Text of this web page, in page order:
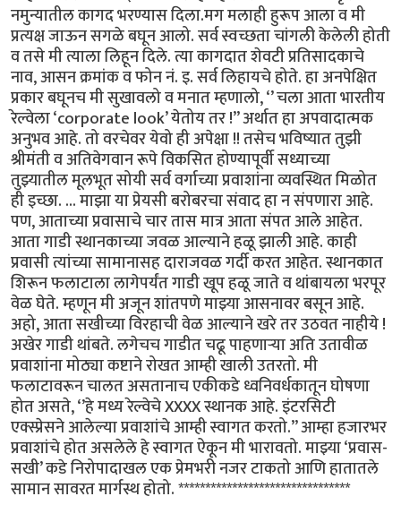
नमुन्यातील कागद भरण्यास दिला.मग मलाही हुरूप आला व मी
प्रत्यक्ष जाऊन सगळे बघून आलो. सर्व स्वच्छता चांगली केलेली होती
व तसे मी त्याला लिहून दिले. त्या कागदात शेवटी प्रतिसादकाचे
नाव, आसन क्रमांक व फोन नं. इ. सर्व लिहायचे होते. हा अनपेक्षित
प्रकार बघूनच मी सुखावलो व मनात म्हणालो, ‘’ चला आता भारतीय
रेल्वेला ‘corporate look’ येतोय तर !” अर्थात हा अपवादात्मक
अनुभव आहे. तो वरचेवर येवो ही अपेक्षा !! तसेच भविष्यात तुझी
श्रीमंती व अतिवेगवान रूपे विकसित होण्यापूर्वी सध्याच्या
तुझ्यातील मूलभूत सोयी सर्व वर्गाच्या प्रवाशांना व्यवस्थित मिळोत
ही इच्छा. ... माझा या प्रेयसी बरोबरचा संवाद हा न संपणारा आहे.
पण, आताच्या प्रवासाचे चार तास मात्र आता संपत आले आहेत.
आता गाडी स्थानकाच्या जवळ आल्याने हळू झाली आहे. काही
प्रवासी त्यांच्या सामानासह दाराजवळ गर्दी करत आहेत. स्थानकात
शिरून फलाटाला लागेपर्यंत गाडी खूप हळू जाते व थांबायला भरपूर
वेळ घेते. म्हणून मी अजून शांतपणे माझ्या आसनावर बसून आहे.
अहो, आता सखीच्या विरहाची वेळ आल्याने खरे तर उठवत नाहीये !
अखेर गाडी थांबते. लगेचच गाडीत चढू पाहणाऱ्या अति उतावीळ
प्रवाशांना मोठ्या कष्टाने रोखत आम्ही खाली उतरतो. मी
फलाटावरून चालत असतानाच एकीकडे ध्वनिवर्धकातून घोषणा
होत असते, ‘’हे मध्य रेल्वेचे XXXX स्थानक आहे. इंटरसिटी
एक्स्प्रेसने आलेल्या प्रवाशांचे आम्ही स्वागत करतो.’’ आम्हा हजारभर
प्रवाशांचे होत असलेले हे स्वागत ऐकून मी भारावतो. माझ्या ‘प्रवास-
सखी’ कडे निरोपादाखल एक प्रेमभरी नजर टाकतो आणि हातातले
सामान सावरत मार्गस्थ होतो. ********************************